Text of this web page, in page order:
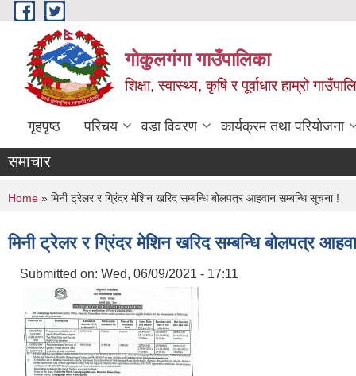
Skip to main content
गोकुलगंगा गाउँपालिका
शिक्षा, स्वास्थ्य, कृषि र पूर्वाधार हाम्रो
गृहपृष्ठ परिचय वडा विवरण कार्यक्रम तथा परियोजना
समाचार
You are here
Home » मिनी ट्रेलर र ग्रिंदर मेशिन खरिद सम्बन्धि बोलपत्र आहवान सम्बन्धि सूचना !
मिनी ट्रेलर र ग्रिंदर मेशिन खरिद सम्बन्धि बोलपत्र
Submitted on: Wed, 06/09/2021 - 17:11